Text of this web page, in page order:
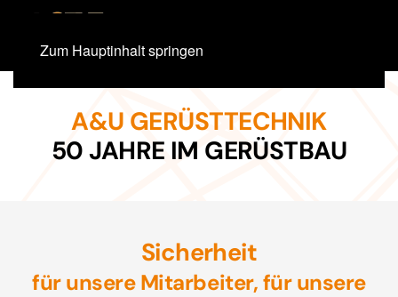
Zum Hauptinhalt springen
A&U GERÜSTTECHNIK
50 JAHRE IM GERÜSTBAU
Sicherheit
für unsere Mitarbeiter, für unsere